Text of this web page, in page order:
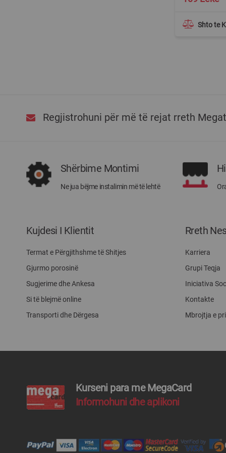
Shto te
Price
Regjistrohuni për më të rejat rreth
Shërbime Montimi
Ne jua bëjme instalimin më të lehtë
Kujdesi I Klientit
Termat e Përgjithshme të Shitjes
Gjurmo porosinë
Sugjerime dhe Ankesa
Si të blejmë online
Transporti dhe Dërgesa
Rreth
Karriera
Grupi Teqja
Iniciativa
Kontakte
Mbrojtja e
Kurseni para me MegaCard
Informohuni dhe aplikoni